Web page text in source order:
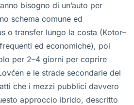
bisogno di un’auto per
schema comune ed
o transfer lungo la costa (Kotor–
ed economiche), poi
per 2–4 giorni per coprire
e le strade secondarie del
che i mezzi pubblici davvero
approccio ibrido, descritto